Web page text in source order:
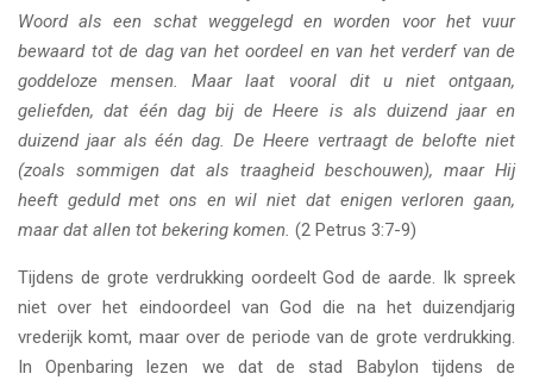
Woord als een schat weggelegd en worden voor het vuur
bewaard tot de dag van het oordeel en van het verderf van de
goddeloze mensen. Maar laat vooral dit u niet ontgaan,
geliefden, dat één dag bij de Heere is als duizend jaar en
duizend jaar als één dag. De Heere vertraagt de belofte niet
(zoals sommigen dat als traagheid beschouwen), maar Hij
heeft geduld met ons en wil niet dat enigen verloren gaan,
maar dat allen tot bekering komen. (2 Petrus 3:7-9)
Tijdens de grote verdrukking oordeelt God de aarde. Ik spreek
niet over het eindoordeel van God die na het duizendjarig
vrederijk komt, maar over de periode van de grote verdrukking.
In Openbaring lezen we dat de stad Babylon tijdens de